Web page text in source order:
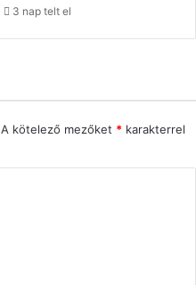
3 nap telt el
A kötelező mezőket * karakterrel